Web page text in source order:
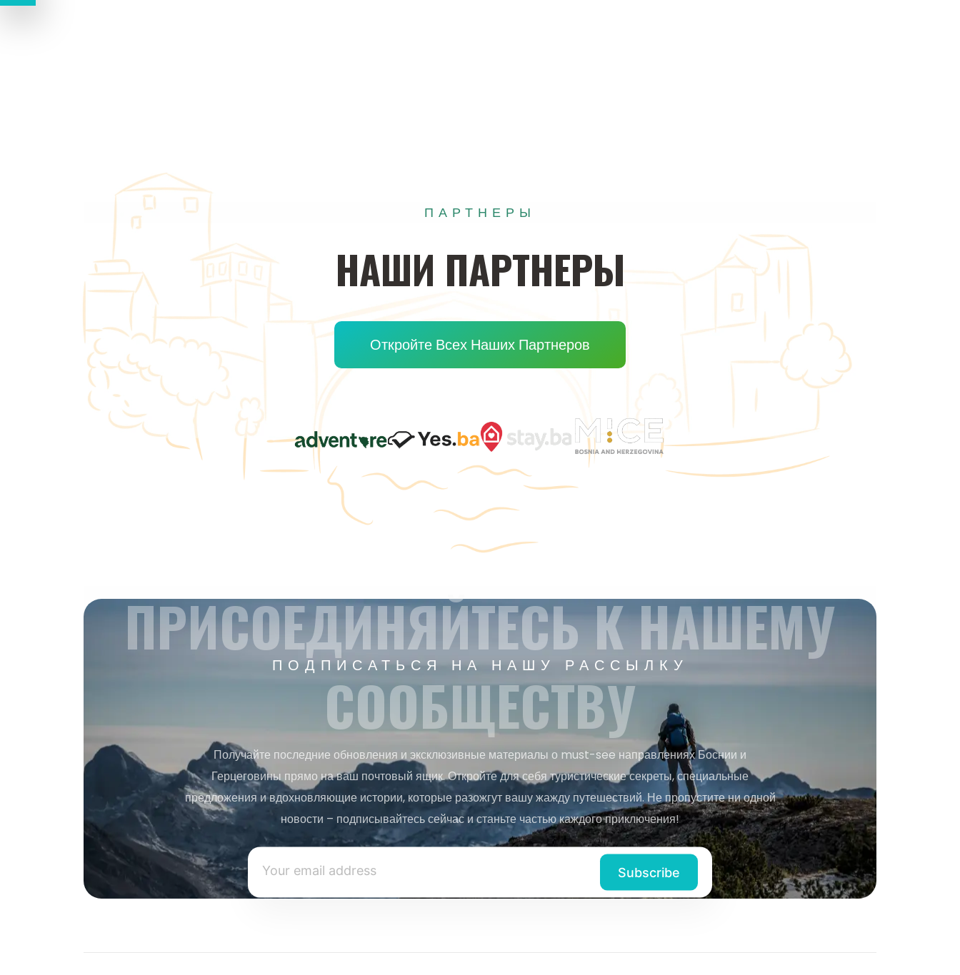
ПАРТНЕРЫ
НАШИ ПАРТНЕРЫ
Откройте Всех Наших Партнеров
ПОДПИСАТЬСЯ НА НАШУ РАССЫЛКУ
ПРИСОЕДИНЯЙТЕСЬ К НАШЕМУ
СООБЩЕСТВУ
Получайте последние обновления и эксклюзивные материалы о must-see направлениях Боснии и
Герцеговины прямо на ваш почтовый ящик. Откройте для себя туристические секреты, специальные
предложения и вдохновляющие истории, которые разожгут вашу жажду путешествий. Не пропустите ни одной
новости – подписывайтесь сейчас и станьте частью каждого приключения!